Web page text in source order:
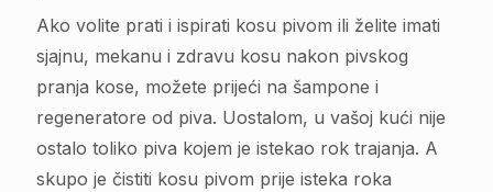
Ako volite prati i ispirati kosu pivom ili želite imati
sjajnu, mekanu i zdravu kosu nakon pivskog
pranja kose, možete prijeći na šampone i
regeneratore od piva. Uostalom, u vašoj kući nije
ostalo toliko piva kojem je istekao rok trajanja. A
skupo je čistiti kosu pivom prije isteka roka